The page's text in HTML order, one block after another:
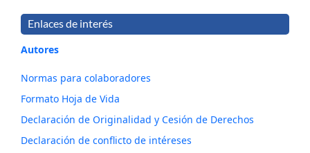
Enlaces de interés
Autores
Normas para colaboradores
Formato Hoja de Vida
Declaración de Originalidad y Cesión de Derechos
Declaración de conflicto de intéreses